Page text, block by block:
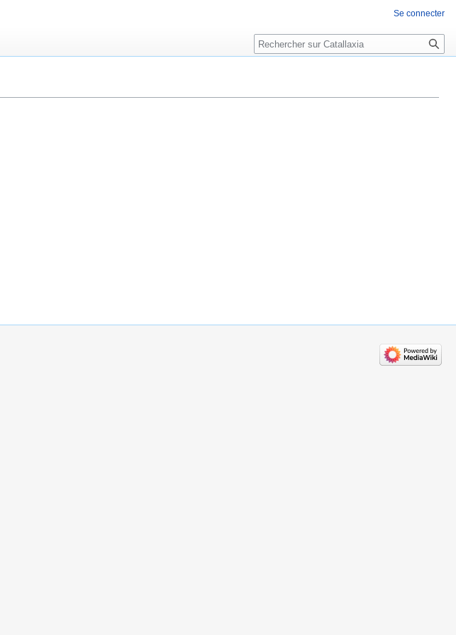
Se connecter
Rechercher